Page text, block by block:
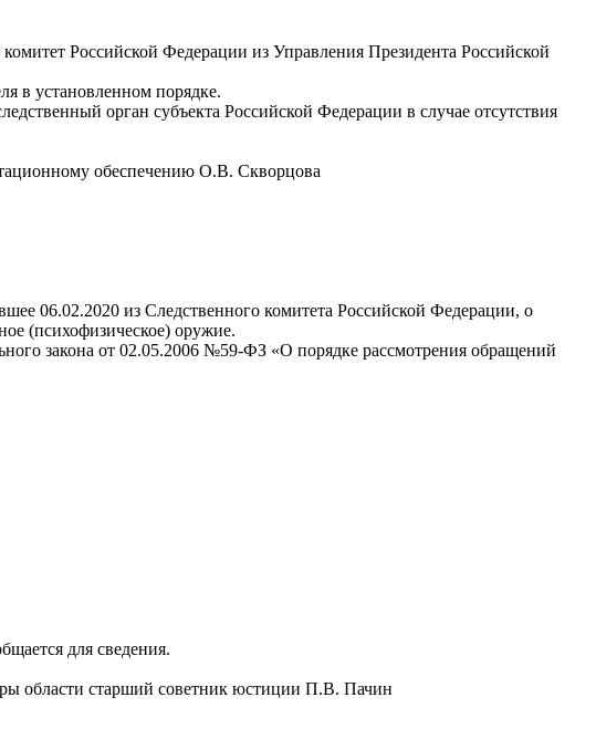
Российской Федерации из Управления Президента Российской
в установленном порядке.
орган субъекта Российской Федерации в случае отсутствия
обеспечению О.В. Скворцова
06.02.2020 из Следственного комитета Российской Федерации, о
(психофизическое) оружие.
закона от 02.05.2006 №59-ФЗ «О порядке рассмотрения обращений
для сведения.
области старший советник юстиции П.В. Пачин